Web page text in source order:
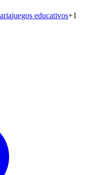
juegos educativos+1